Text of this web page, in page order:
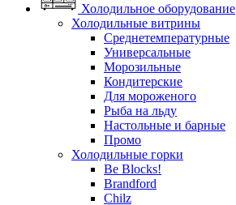
Холодильное оборудование
Холодильные витрины
Среднетемпературные
Универсальные
Морозильные
Кондитерские
Для мороженого
Рыба на льду
Настольные и барные
Промо
Холодильные горки
Be Blocks!
Brandford
Chilz